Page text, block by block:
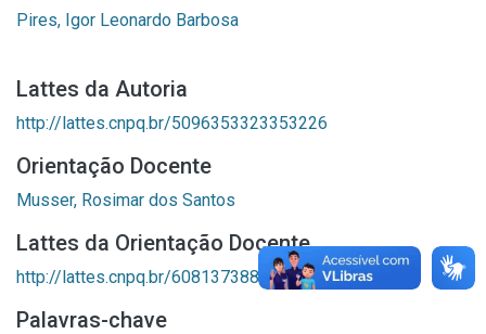
Pires, Igor Leonardo Barbosa
Lattes da Autoria
http://lattes.cnpq.br/5096353323353226
Orientação Docente
Musser, Rosimar dos Santos
Lattes da Orientação Docente
http://lattes.cnpq.br/6081373885915842
Palavras-chave